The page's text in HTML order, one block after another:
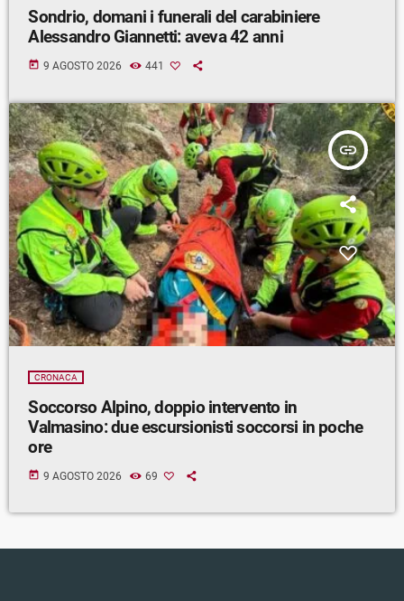
Sondrio, domani i funerali del carabiniere
Alessandro Giannetti: aveva 42 anni
today 9 AGOSTO 2026 441
insert_link
CRONACA
Soccorso Alpino, doppio intervento in
Valmasino: due escursionisti soccorsi in poche
ore
today 9 AGOSTO 2026 69